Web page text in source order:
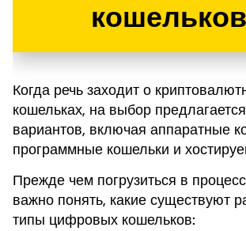
Когда речь заходит о
кошельках, на выбор
вариантов, включая аппаратные
программные кошельки и
Прежде чем погрузиться в
важно понять, какие существуют
типы цифровых кошельков: